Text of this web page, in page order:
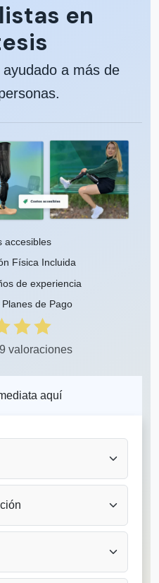
en
a más de
accesibles
Física Incluida
de experiencia
de Pago
valoraciones
aquí